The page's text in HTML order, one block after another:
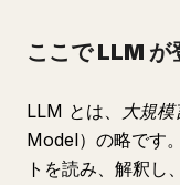
ここで LLM が
LLM とは、 大規
Model）の略です
トを読み、解釈し